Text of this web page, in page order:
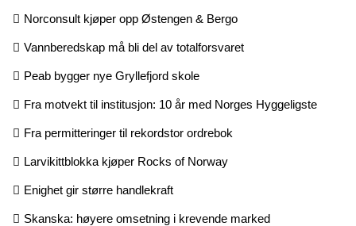
Norconsult kjøper opp Østengen & Bergo
Vannberedskap må bli del av totalforsvaret
Peab bygger nye Gryllefjord skole
Fra motvekt til institusjon: 10 år med Norges Hyggeligste
Fra permitteringer til rekordstor ordrebok
Larvikittblokka kjøper Rocks of Norway
Enighet gir større handlekraft
Skanska: høyere omsetning i krevende marked